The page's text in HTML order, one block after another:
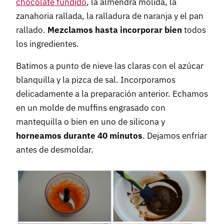
zanahoria rallada, la ralladura de naranja y el pan
rallado. Mezclamos hasta incorporar bien todos
los ingredientes.
Batimos a punto de nieve las claras con el azúcar
blanquilla y la pizca de sal. Incorporamos
delicadamente a la preparación anterior. Echamos
en un molde de muffins engrasado con
mantequilla o bien en uno de silicona y
horneamos durante 40 minutos. Dejamos enfriar
antes de desmoldar.